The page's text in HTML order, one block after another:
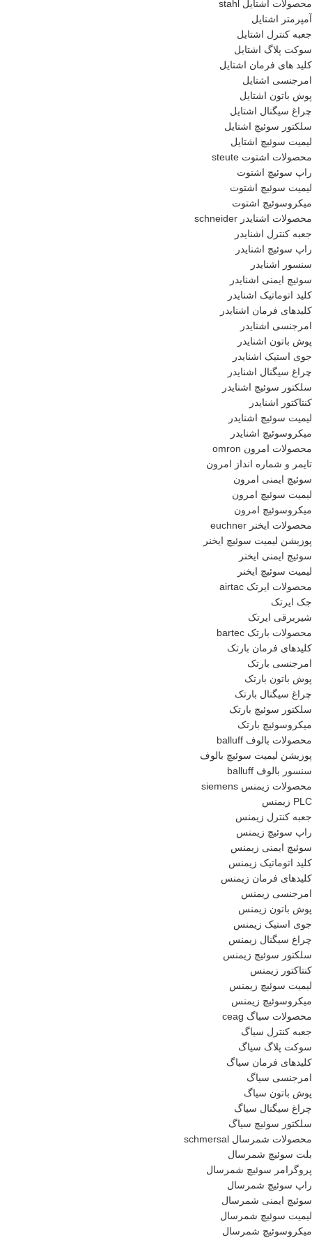
محصولات اشتایل stahl
آمپرمتر اشتایل
جعبه کنترل اشتایل
سوکت پلاگ اشتایل
کلید های فرمان اشتایل
امرجنسی اشتایل
پوش باتون اشتایل
چراغ سیگنال اشتایل
سلکتور سوئیچ اشتایل
لیمیت سوئیچ اشتایل
محصولات اشتوت steute
راپ سوئیچ اشتوت
لیمیت سوئیچ اشتوت
میکروسوئیچ اشتوت
محصولات اشنایدر schneider
جعبه کنترل اشنایدر
راپ سوئیچ اشنایدر
سنسور اشنایدر
سوئیچ ایمنی اشنایدر
کلید اتوماتیک اشنایدر
کلیدهای فرمان اشنایدر
امرجنسی اشنایدر
پوش باتون اشنایدر
جوی استیک اشنایدر
چراغ سیگنال اشنایدر
سلکتور سوئیچ اشنایدر
کنتاکتور اشنایدر
لیمیت سوئیچ اشنایدر
میکروسوئیچ اشنایدر
محصولات امرون omron
تایمر و شماره انداز امرون
سوئیچ ایمنی امرون
لیمیت سوئیچ امرون
میکروسوئیچ امرون
محصولات ایخنر euchner
پوزیشن لیمیت سوئیچ ایخنر
سوئیچ ایمنی ایخنر
لیمیت سوئیچ ایخنر
محصولات ایرتک airtac
جک ایرتک
شیربرقی ایرتک
محصولات بارتک bartec
کلیدهای فرمان بارتک
امرجنسی بارتک
پوش باتون بارتک
چراغ سیگنال بارتک
سلکتور سوئیچ بارتک
میکروسوئیچ بارتک
محصولات بالوف balluff
پوزیشن لیمیت سوئیچ بالوف
سنسور بالوف balluff
محصولات زیمنس siemens
PLC زیمنس
جعبه کنترل زیمنس
راپ سوئیچ زیمنس
سوئیچ ایمنی زیمنس
کلید اتوماتیک زیمنس
کلیدهای فرمان زیمنس
امرجنسی زیمنس
پوش باتون زیمنس
جوی استیک زیمنس
چراغ سیگنال زیمنس
سلکتور سوئیچ زیمنس
کنتاکتور زیمنس
لیمیت سوئیچ زیمنس
میکروسوئیچ زیمنس
محصولات سیاگ ceag
جعبه کنترل سیاگ
سوکت پلاگ سیاگ
کلیدهای فرمان سیاگ
امرجنسی سیاگ
پوش باتون سیاگ
چراغ سیگنال سیاگ
سلکتور سوئیچ سیاگ
محصولات شمرسال schmersal
بلت سوئیچ شمرسال
پروگرامر سوئیچ شمرسال
راپ سوئیچ شمرسال
سوئیچ ایمنی شمرسال
لیمیت سوئیچ شمرسال
میکروسوئیچ شمرسال